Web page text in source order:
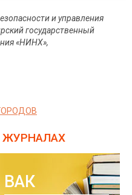
и управления
государственный
«НИНХ»,
ЖУРНАЛАХ
ВАК